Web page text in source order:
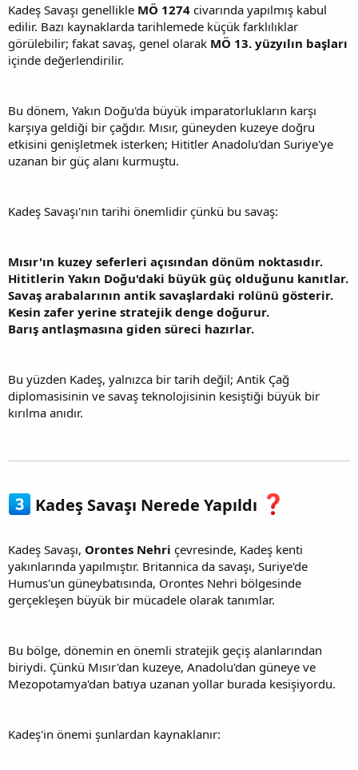
Kadeş Savaşı genellikle MÖ 1274 civarında yapılmış kabul
edilir. Bazı kaynaklarda tarihlemede küçük farklılıklar
görülebilir; fakat savaş, genel olarak MÖ 13. yüzyılın başları
içinde değerlendirilir.
Bu dönem, Yakın Doğu'da büyük imparatorlukların karşı
karşıya geldiği bir çağdır. Mısır, güneyden kuzeye doğru
etkisini genişletmek isterken; Hititler Anadolu'dan Suriye'ye
uzanan bir güç alanı kurmuştu.
Kadeş Savaşı'nın tarihi önemlidir çünkü bu savaş:
Mısır'ın kuzey seferleri açısından dönüm noktasıdır.
Hititlerin Yakın Doğu'daki büyük güç olduğunu kanıtlar.
Savaş arabalarının antik savaşlardaki rolünü gösterir.
Kesin zafer yerine stratejik denge doğurur.
Barış antlaşmasına giden süreci hazırlar.
Bu yüzden Kadeş, yalnızca bir tarih değil; Antik Çağ
diplomasisinin ve savaş teknolojisinin kesiştiği büyük bir
kırılma anıdır.
Kadeş Savaşı Nerede Yapıldı
Kadeş Savaşı, Orontes Nehri çevresinde, Kadeş kenti
yakınlarında yapılmıştır. Britannica da savaşı, Suriye'de
Humus'un güneybatısında, Orontes Nehri bölgesinde
gerçekleşen büyük bir mücadele olarak tanımlar.
Bu bölge, dönemin en önemli stratejik geçiş alanlarından
biriydi. Çünkü Mısır'dan kuzeye, Anadolu'dan güneye ve
Mezopotamya'dan batıya uzanan yollar burada kesişiyordu.
Kadeş'in önemi şunlardan kaynaklanır: